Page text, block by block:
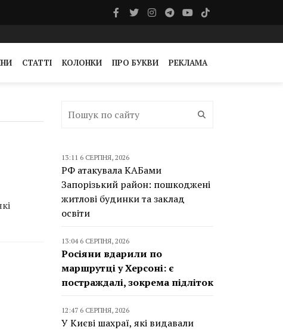
СТАТТІ КОЛОНКИ ПРО БУКВИ РЕКЛАМА
13:11 6 СЕРПНЯ, 2026
РФ атакувала КАБами
Запорізький район: пошкоджені
житлові будинки та заклад
освіти
13:04 6 СЕРПНЯ, 2026
Росіяни вдарили по
маршрутці у Херсоні: є
постраждалі, зокрема підліток
12:47 6 СЕРПНЯ, 2026
У Києві шахраї, які видавали